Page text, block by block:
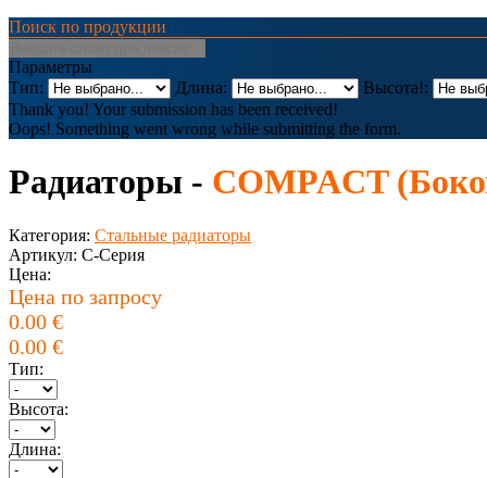
Поиcк по продукции
Параметры
Тип:
Длина:
Высота!:
Thank you! Your submission has been received!
Oops! Something went wrong while submitting the form.
Радиаторы - COMPACT
Категория: Стальные радиаторы
Артикул: C-Серия
Цена:
Цена по запросу
0.00 €
0.00 €
Тип:
Высота:
Длина: